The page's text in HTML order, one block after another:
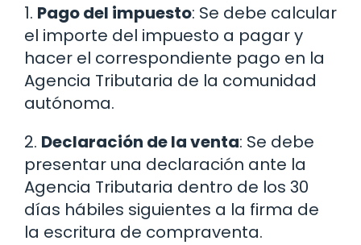
1. Pago del impuesto: Se debe calcular
el importe del impuesto a pagar y
hacer el correspondiente pago en la
Agencia Tributaria de la comunidad
autónoma.
2. Declaración de la venta: Se debe
presentar una declaración ante la
Agencia Tributaria dentro de los 30
días hábiles siguientes a la firma de
la escritura de compraventa.